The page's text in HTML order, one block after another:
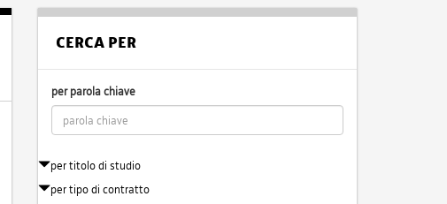
CERCA PER
per parola chiave
per titolo di studio
per tipo di contratto